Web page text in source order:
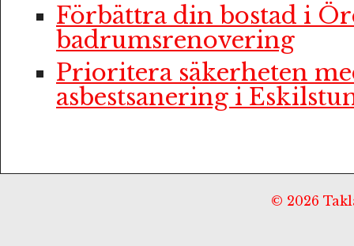
Förbättra din bostad i
badrumsrenovering
Prioritera säkerheten
asbestsanering i
© 2026